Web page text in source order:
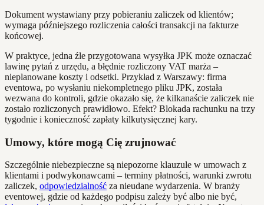
Dokument wystawiany przy pobieraniu zaliczek od klientów;
wymaga późniejszego rozliczenia całości transakcji na fakturze
końcowej.
W praktyce, jedna źle przygotowana wysyłka JPK może oznaczać
lawinę pytań z urzędu, a błędnie rozliczony VAT marża –
nieplanowane koszty i odsetki. Przykład z Warszawy: firma
eventowa, po wysłaniu niekompletnego pliku JPK, została
wezwana do kontroli, gdzie okazało się, że kilkanaście zaliczek nie
zostało rozliczonych prawidłowo. Efekt? Blokada rachunku na trzy
tygodnie i konieczność zapłaty kilkutysięcznej kary.
Umowy, które mogą Cię zrujnować
Szczególnie niebezpieczne są niepozorne klauzule w umowach z
klientami i podwykonawcami – terminy płatności, warunki zwrotu
zaliczek, odpowiedzialność za nieudane wydarzenia. W branży
eventowej, gdzie od każdego podpisu zależy być albo nie być,